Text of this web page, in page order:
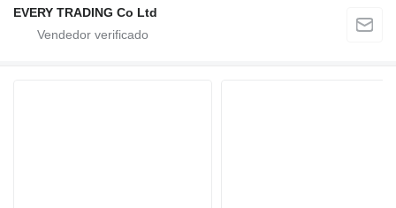
EVERY TRADING Co Ltd